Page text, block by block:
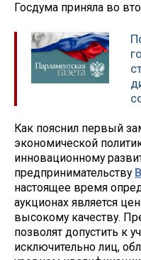
Госдума приняла во
Как пояснил первый
экономической
инновационному
предпринимательству
настоящее время
аукционах является
высокому качеству.
позволят допустить к
исключительно лиц,